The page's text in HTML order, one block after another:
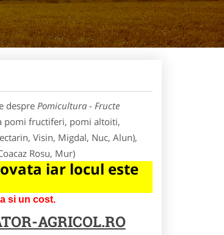
despre Pomicultura - Fructe
pomi fructiferi, pomi altoiti,
Visin, Migdal, Nuc, Alun),
Rosu, Mur)
iar locul este
si un cost.
AGRICOL.RO